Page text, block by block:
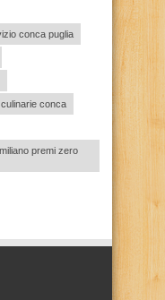
conca puglia
conca
premi zero